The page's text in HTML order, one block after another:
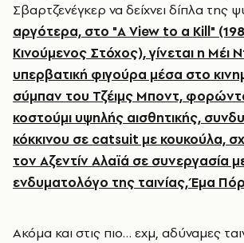
Σβαρτζενέγκερ να δείχνει δίπλα της
αργότερα, στο "A View to a Kill"
Κινούμενος Στόχος), γίνεται η Μέι
υπερβατική φιγούρα μέσα στο
σύμπαν του Τζέιμς Μποντ,
κοστούμι υψηλής αισθητικής,
κόκκινου σε catsuit με κουκούλα,
τον Αζεντίν Αλαϊά σε συνεργασία
ενδυματολόγο της ταινίας, Έμα
Ακόμα και στις πιο… εχμ, αδύναμες